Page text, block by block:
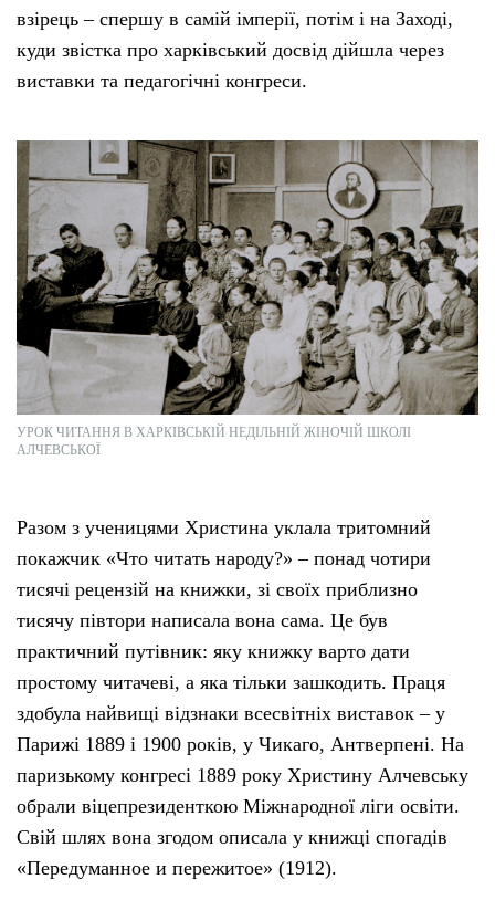
взірець – спершу в самій імперії, потім і на Заході,
куди звістка про харківський досвід дійшла через
виставки та педагогічні конгреси.
УРОК ЧИТАННЯ В ХАРКІВСЬКІЙ НЕДІЛЬНІЙ ЖІНОЧІЙ ШКОЛІ
АЛЧЕВСЬКОЇ
Разом з ученицями Христина уклала тритомний
покажчик «Что читать народу?» – понад чотири
тисячі рецензій на книжки, зі своїх приблизно
тисячу півтори написала вона сама. Це був
практичний путівник: яку книжку варто дати
простому читачеві, а яка тільки зашкодить. Праця
здобула найвищі відзнаки всесвітніх виставок – у
Парижі 1889 і 1900 років, у Чикаго, Антверпені. На
паризькому конгресі 1889 року Христину Алчевську
обрали віцепрезиденткою Міжнародної ліги освіти.
Свій шлях вона згодом описала у книжці спогадів
«Передуманное и пережитое» (1912).